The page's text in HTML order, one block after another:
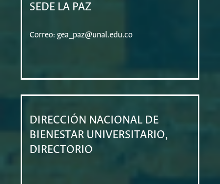
SEDE LA PAZ
Correo: gea_paz@unal.edu.co
DIRECCIÓN NACIONAL DE
BIENESTAR UNIVERSITARIO,
DIRECTORIO